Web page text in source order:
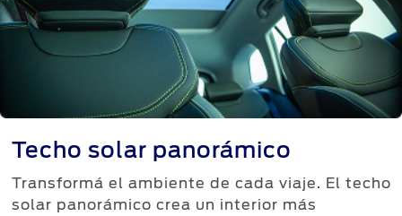
Techo solar panorámico
Transformá el ambiente de cada viaje. El techo
solar panorámico crea un interior más